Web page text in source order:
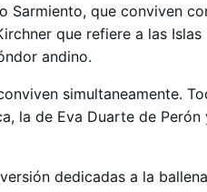
Sarmiento, que conviven
que refiere a las Islas
andino.
simultaneamente.
la de Eva Duarte de Perón
dedicadas a la